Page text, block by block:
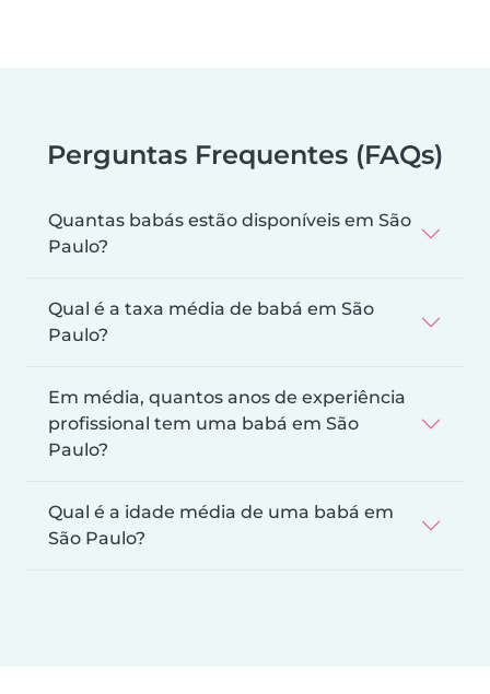
Perguntas Frequentes (FAQs)
Quantas babás estão disponíveis em São
Paulo?
Qual é a taxa média de babá em São
Paulo?
Em média, quantos anos de experiência
profissional tem uma babá em São
Paulo?
Qual é a idade média de uma babá em
São Paulo?